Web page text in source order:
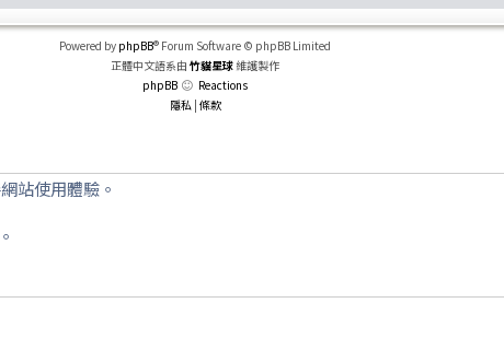
Powered by phpBB® Forum Software © phpBB Limited
正體中文語系由 竹貓星球 維護製作
phpBB
Reactions
隱私 | 條款
站使用體驗。